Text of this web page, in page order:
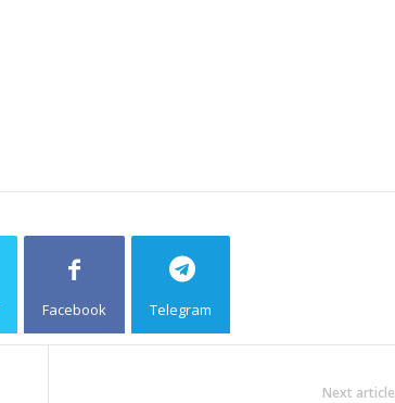
Facebook Telegram
Next article